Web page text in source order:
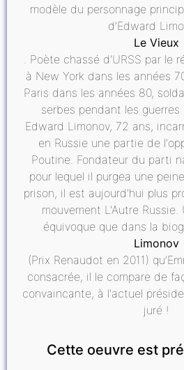
modèle du personnage
d’Edward
Le Vieux
. Poète chassé d'URSS par le
à New York dans les années
Paris dans les années 80,
serbes pendant les guerres
Edward Limonov, 72 ans,
en Russie une partie de
Poutine. Fondateur du parti
pour lequel il purgea une
prison, il est aujourd'hui plus
mouvement L'Autre Russie.
équivoque que dans la
Limonov
(Prix Renaudot en 2011)
consacrée, il le compare de
convaincante, à l'actuel
juré !
Cette oeuvre est